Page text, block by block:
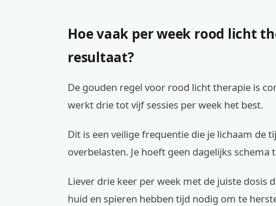
Hoe vaak per week rood licht
resultaat?
De gouden regel voor rood licht therapie is
werkt drie tot vijf sessies per week het best.
Dit is een veilige frequentie die je lichaam de
overbelasten. Je hoeft geen dagelijks schema
Liever drie keer per week met de juiste dosis
huid en spieren hebben tijd nodig om te